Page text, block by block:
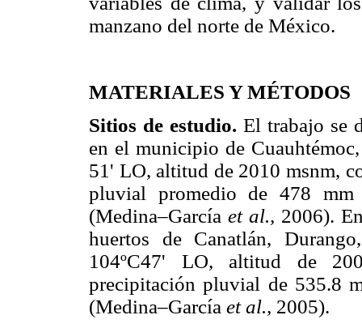
manzano del norte de México.
MATERIALES Y MÉTODOS
Sitios de estudio.El trabajo se
en el municipio de
51' LO, altitud de 2010 msnm,
pluvial promedio de 478 mm
(Medina–García et al., 2006).
huertos de Canatlán,
104ºC47' LO, altitud de
precipitación pluvial de 535.8
(Medina–García et al., 2005).